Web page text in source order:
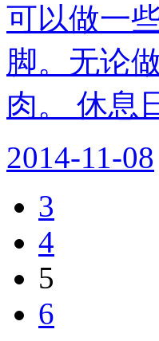
可以做一
脚。无论
肉。 休息
2014-11-08
3
4
5
6